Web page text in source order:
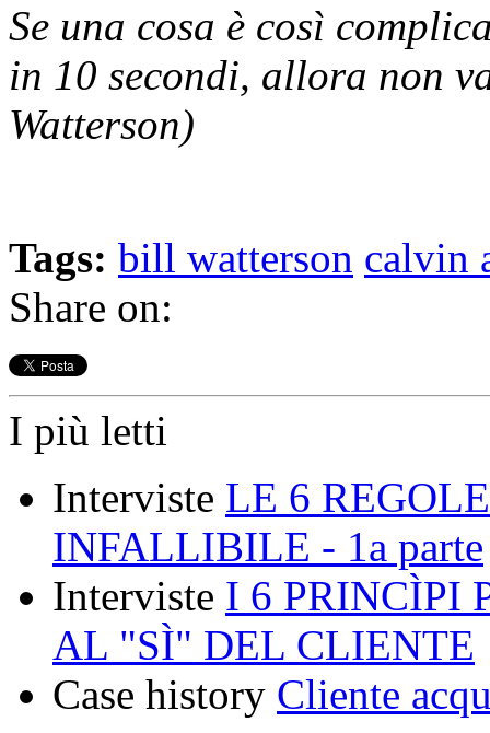
Se una cosa è così
in 10 secondi, allora non
Watterson)
Tags: bill watterson calvin
Share on:
I più letti
Interviste LE 6
INFALLIBILE - 1a parte
Interviste I 6 PRINCÌPI
AL "SÌ" DEL CLIENTE
Case history Cliente